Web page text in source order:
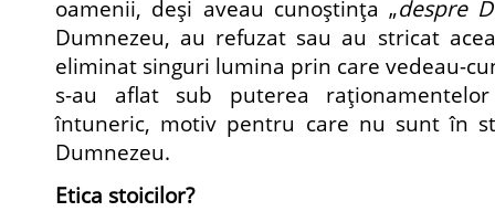
oamenii, deşi aveau cunoştinţa „despre
Dumnezeu, au refuzat sau au stricat
eliminat singuri lumina prin care vedeau-
s-au aflat sub puterea
întuneric, motiv pentru care nu sunt în
Dumnezeu.
Etica stoicilor?